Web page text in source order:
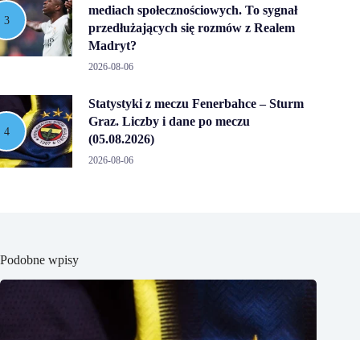
mediach społecznościowych. To sygnał
przedłużających się rozmów z Realem
Madryt?
2026-08-06
Statystyki z meczu Fenerbahce – Sturm
Graz. Liczby i dane po meczu
(05.08.2026)
2026-08-06
Podobne wpisy